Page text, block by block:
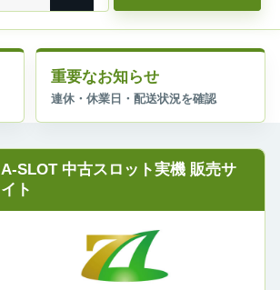
重要なお知らせ
A-SLOT 中古スロット実機 販売サ
イト